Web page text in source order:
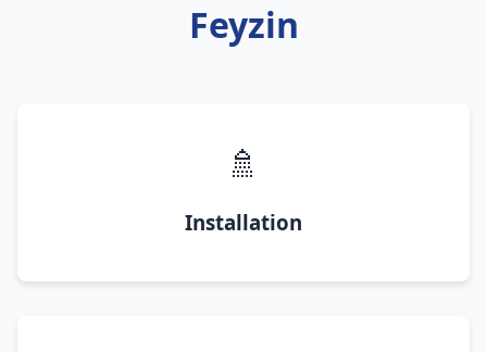
Feyzin
🚿
Installation